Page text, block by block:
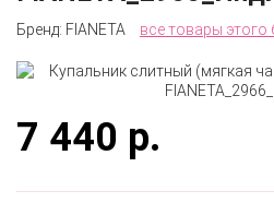
Бренд: FIANETA все товары этого
7 440 р.